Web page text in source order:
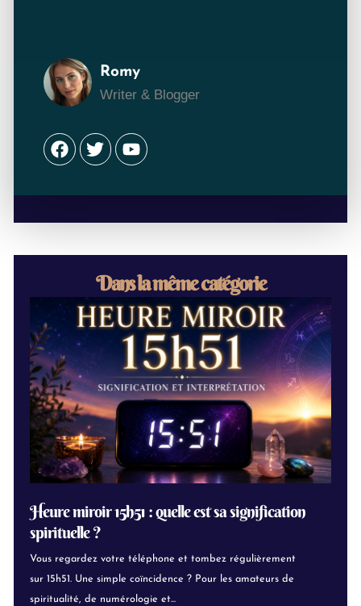
Romy
Writer & Blogger
Facebook
TwitterYoutube
Dans la même catégorie
Heure miroir 15h51 : quelle est sa signification
spirituelle ?
Vous regardez votre téléphone et tombez régulièrement
sur 15h51. Une simple coïncidence ? Pour les amateurs de
spiritualité, de numérologie et...